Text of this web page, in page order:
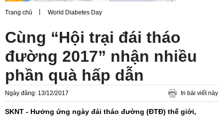
Trang chủ World Diabetes Day
Cùng “Hội trại đái tháo
đường 2017” nhận nhiều
phần quà hấp dẫn
Ngày đăng: 13/12/2017 In bài viết này
SKNT - Hưởng ứng ngày đái tháo đường (ĐTĐ) thế giới,